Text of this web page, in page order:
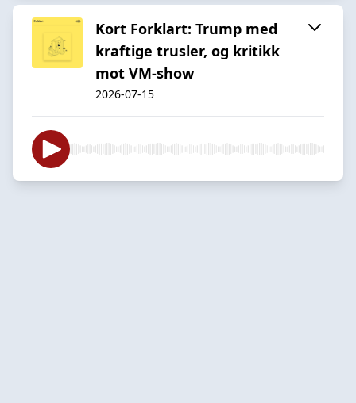
Kort Forklart: Trump med
kraftige trusler, og kritikk
mot VM-show
2026-07-15